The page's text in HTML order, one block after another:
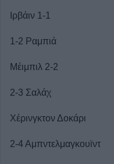
Ιρβάιν 1-1
1-2 Ραμπιά
Μέιμπιλ 2-2
2-3 Σαλάχ
Χέρινγκτον Δοκάρι
2-4 Αμπντελμαγκουϊντ